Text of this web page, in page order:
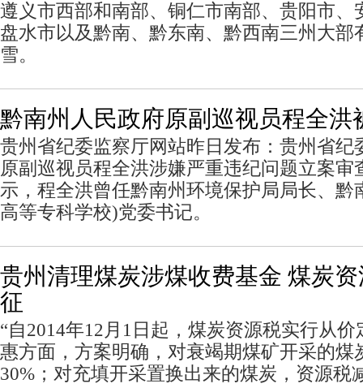
遵义市西部和南部、铜仁市南部、贵阳市、
盘水市以及黔南、黔东南、黔西南三州大部
雪。
黔南州人民政府原副巡视员程全洪
贵州省纪委监察厅网站昨日发布：贵州省纪
原副巡视员程全洪涉嫌严重违纪问题立案审
示，程全洪曾任黔南州环境保护局局长、黔
高等专科学校)党委书记。
贵州清理煤炭涉煤收费基金 煤炭
征
“自2014年12月1日起，煤炭资源税实行从
惠方面，方案明确，对衰竭期煤矿开采的煤
30%；对充填开采置换出来的煤炭，资源税